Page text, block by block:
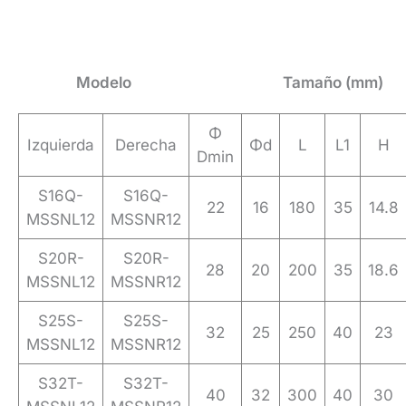
Modelo Tamaño (mm)
Izquierda Derecha
Φ
Dmin
Φd L L1 H
S16Q-
MSSNL12
S16Q-
MSSNR12
22 16 180 35 14.8
S20R-
MSSNL12
S20R-
MSSNR12
28 20 200 35 18.6
S25S-
MSSNL12
S25S-
MSSNR12
32 25 250 40 23
S32T-
S32T-
40 32 300 40 30